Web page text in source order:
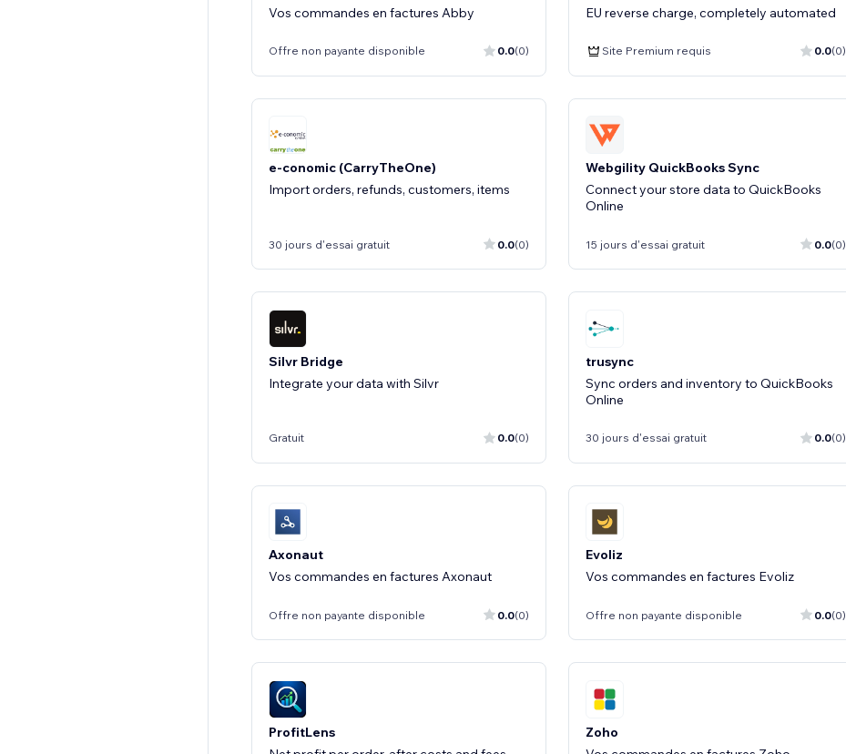
Vos commandes en factures Abby
Offre non payante disponible 0.0(0)
EU reverse charge, completely automated
Site Premium requis 0.0(0)
e-conomic (CarryTheOne)
Import orders, refunds, customers, items
30 jours d'essai gratuit 0.0(0)
Webgility QuickBooks Sync
Connect your store data to QuickBooks
Online
15 jours d'essai gratuit 0.0(0)
Silvr Bridge
Gratuit 0.0(0)
trusync
Sync orders and inventory to QuickBooks
Online
30 jours d'essai gratuit 0.0(0)
Axonaut
Vos commandes en factures Axonaut
Offre non payante disponible 0.0(0)
Evoliz
Vos commandes en factures Evoliz
Offre non payante disponible 0.0(0)
ProfitLens
Zoho